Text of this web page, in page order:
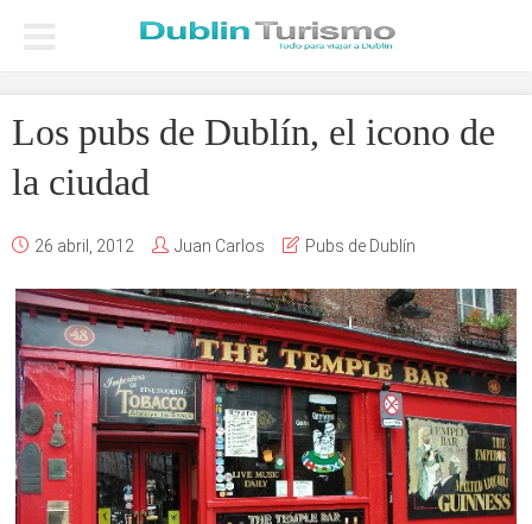
Los pubs de Dublín, el icono de
la ciudad
26 abril, 2012 Juan Carlos Pubs de Dublín